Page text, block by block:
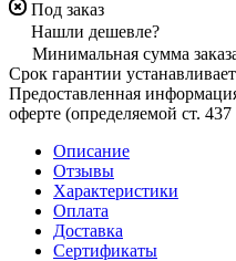
Под заказ
Нашли дешевле?
Минимальная сумма
Срок гарантии
Предоставленная
оферте (определяемой ст.
Описание
Отзывы
Характеристики
Оплата
Доставка
Сертификаты